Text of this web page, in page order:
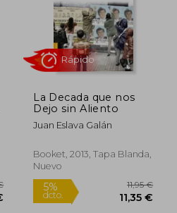
La Decada que nos
Dejo sin Aliento
Juan Eslava Galán
Booket, 2013, Tapa Blanda,
Nuevo